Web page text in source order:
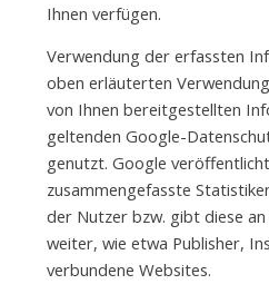
Ihnen verfügen.
Verwendung der erfassten
oben erläuterten
von Ihnen bereitgestellten
geltenden Google-
genutzt. Google
zusammengefasste
der Nutzer bzw. gibt diese
weiter, wie etwa Publisher,
verbundene Websites.